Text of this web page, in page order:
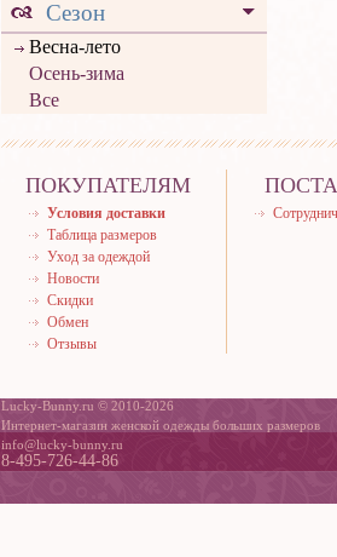
Сезон
Весна-лето
Осень-зима
Все
ПОКУПАТЕЛЯМ
Условия доставки
Таблица размеров
Уход за одеждой
Новости
Скидки
Обмен
Отзывы
Lucky-Bunny.ru © 2010-2026
Интернет-магазин женской одежды больших размеров
info@lucky-bunny.ru
8-495-726-44-86